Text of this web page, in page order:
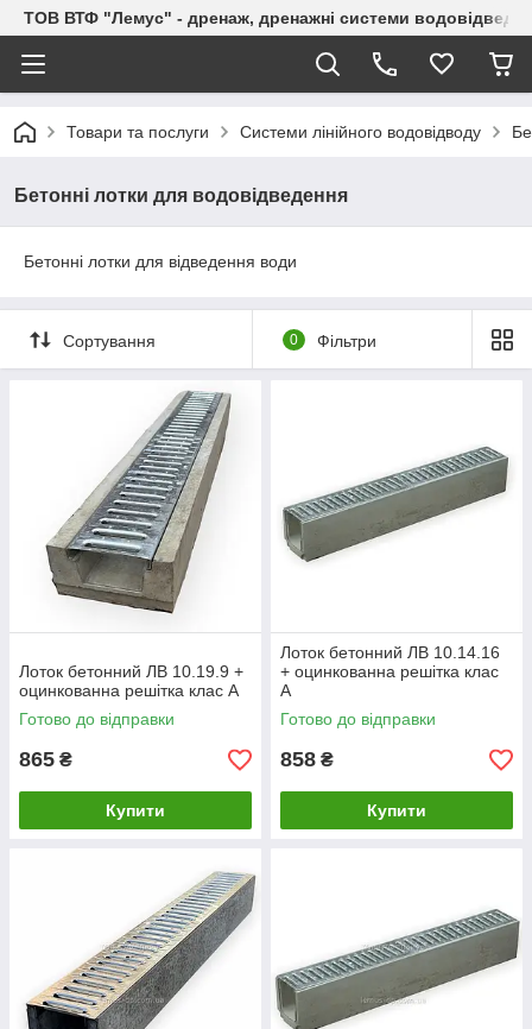
ТОВ ВТФ "Лемус" - дренаж, дренажні системи
Товари та послуги Системи лінійного водовідводу
Бетонні лотки для водовідведення
Бетонні лотки для відведення води
Сортування 0 Фільтри
Лоток бетонний ЛВ 10.19.9 +
оцинкованна решітка клас А
Готово до відправки
865 ₴
Купити
Лоток бетонний ЛВ 10.14.16
+ оцинкованна решітка клас
А
Готово до відправки
858 ₴
Купити